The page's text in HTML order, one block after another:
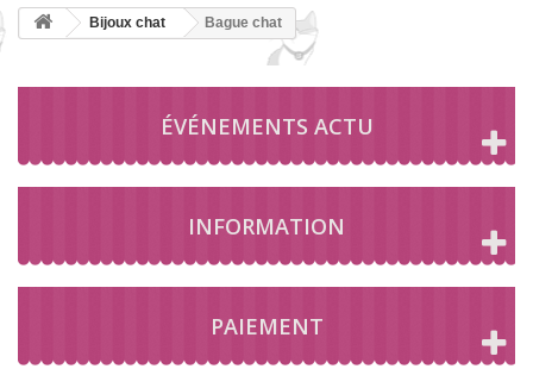
Bijoux chat Bague chat
ÉVÉNEMENTS ACTU
INFORMATION
PAIEMENT